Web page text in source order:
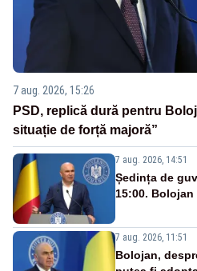
7 aug. 2026, 15:26
PSD, replică dură pentru
situație de forță majoră”
7 aug. 2026, 14:51
Ședința de
15:00.
7 aug. 2026, 11:51
Bolojan,